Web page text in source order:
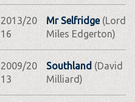
2013/20
16
Mr Selfridge(Lord
Miles Edgerton)
2009/20
13
Southland(David
Milliard)